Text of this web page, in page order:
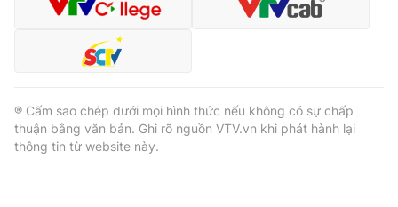
® Cấm sao chép dưới mọi hình thức nếu không có sự chấp
thuận bằng văn bản. Ghi rõ nguồn VTV.vn khi phát hành lại
thông tin từ website này.